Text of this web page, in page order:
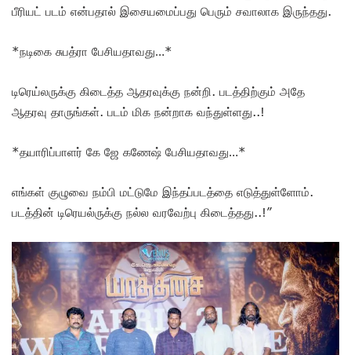
பீரியட் படம் என்பதால் இசையமைப்பது பெரும் சவாலாக இருந்தது.
*நடிகை சுபத்ரா பேசியதாவது…*
டிரெய்லருக்கு கிடைத்த ஆதரவுக்கு நன்றி. படத்திற்கும் அதே
ஆதரவு தாருங்கள். படம் மிக நன்றாக வந்துள்ளது..!
*தயாரிப்பாளர் கே ஜே கணேஷ் பேசியதாவது…*
எங்கள் குழுவை நம்பி மட்டுமே இந்தப்படத்தை எடுத்துள்ளோம்.
படத்தின் டிரெயல்ருக்கு நல்ல வரவேற்பு கிடைத்தது..!”